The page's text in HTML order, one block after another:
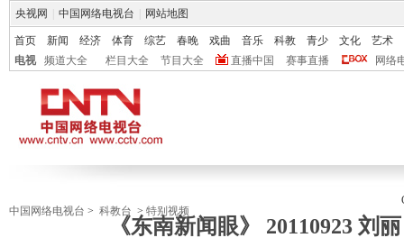
央视网 中国网络电视台 网站地图
首页 新闻 经济 体育 综艺 春晚 戏曲 音乐 科教 青少 文化
艺术
电视
频道大全 栏目大全 节目大全 直播中国 赛事直播 网络
中国网络电视台 > 科教台 > 特别视频
《东南新闻眼》 20110923 刘